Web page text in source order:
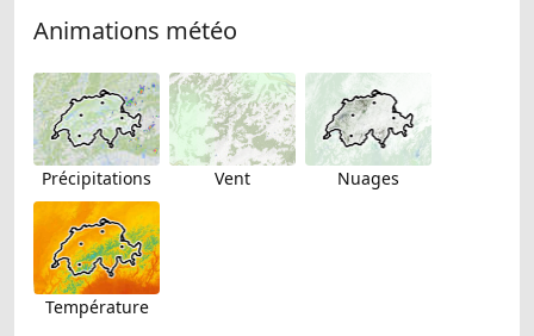
Animations météo
Précipitations Vent Nuages
Température